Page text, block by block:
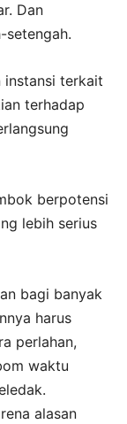
Dan
setengah.
instansi terkait
terhadap
berpotensi
lebih serius
bagi banyak
harus
perlahan,
waktu
alasan